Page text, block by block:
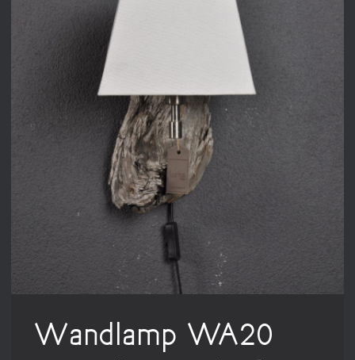
Wandlamp WA20